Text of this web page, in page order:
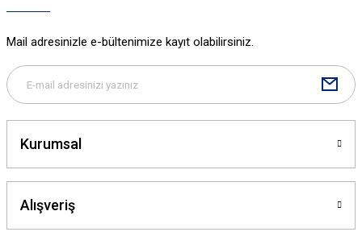
Bu ürüne benzer farklı alternatifler olmalı.
Mail adresinizle e-bültenimize kayıt olabilirsiniz.
Kurumsal
Alışveriş